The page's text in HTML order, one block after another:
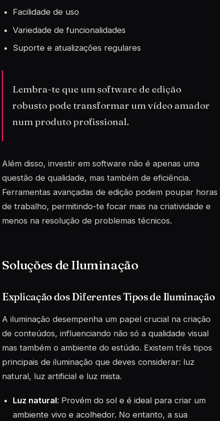
Facilidade de uso
Variedade de funcionalidades
Suporte e atualizações regulares
Lembra-te que um software de edição
robusto pode transformar um vídeo amador
num produto profissional.
Além disso, investir em software não é apenas uma
questão de qualidade, mas também de eficiência.
Ferramentas avançadas de edição podem poupar horas
de trabalho, permitindo-te focar mais na criatividade e
menos na resolução de problemas técnicos.
Soluções de Iluminação
Explicação dos Diferentes Tipos de Iluminação
A iluminação desempenha um papel crucial na criação
de conteúdos, influenciando não só a qualidade visual
mas também o ambiente do estúdio. Existem três tipos
principais de iluminação que deves considerar: luz
natural, luz artificial e luz mista.
Luz natural: Provém do sol e é ideal para criar um
ambiente vivo e acolhedor. No entanto, a sua